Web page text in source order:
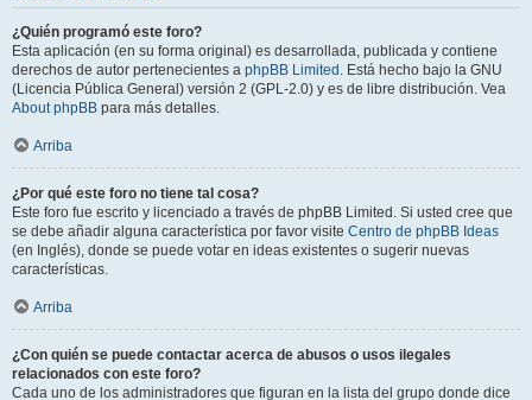
¿Quién programó este foro?
Esta aplicación (en su forma original) es desarrollada, publicada y contiene
derechos de autor pertenecientes a phpBB Limited . Está hecho bajo la GNU
(Licencia Pública General) versión 2 (GPL-2.0) y es de libre distribución. Vea
About phpBB para más detalles.
Arriba
¿Por qué este foro no tiene tal cosa?
Este foro fue escrito y licenciado a través de phpBB Limited. Si usted cree que
se debe añadir alguna característica por favor visite Centro de phpBB Ideas
(en Inglés), donde se puede votar en ideas existentes o sugerir nuevas
características.
Arriba
¿Con quién se puede contactar acerca de abusos o usos ilegales
relacionados con este foro?
Cada uno de los administradores que figuran en la lista del grupo donde dice